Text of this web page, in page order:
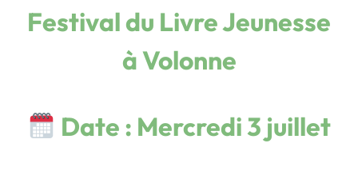
Festival du Livre Jeunesse
à Volonne
Date : Mercredi 3 juillet